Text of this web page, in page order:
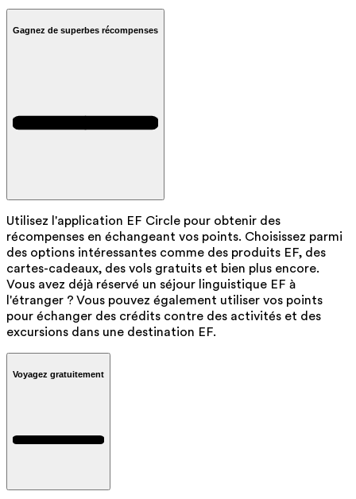
Gagnez de superbes récompenses
Utilisez l'application EF Circle pour obtenir des
récompenses en échangeant vos points. Choisissez parmi
des options intéressantes comme des produits EF, des
cartes-cadeaux, des vols gratuits et bien plus encore.
Vous avez déjà réservé un séjour linguistique EF à
l'étranger ? Vous pouvez également utiliser vos points
pour échanger des crédits contre des activités et des
excursions dans une destination EF.
Voyagez gratuitement